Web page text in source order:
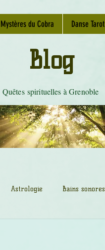
Mystères du Cobra Danse Tarot
Quêtes spirituelles à Grenoble
Blog
Astrologie Bains sonores